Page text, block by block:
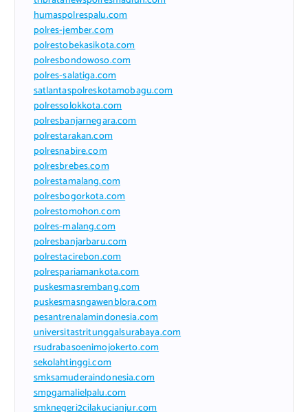
humaspolrespalu.com
polres-jember.com
polrestobekasikota.com
polresbondowoso.com
polres-salatiga.com
satlantaspolreskotamobagu.com
polressolokkota.com
polresbanjarnegara.com
polrestarakan.com
polresnabire.com
polresbrebes.com
polrestamalang.com
polresbogorkota.com
polrestomohon.com
polres-malang.com
polresbanjarbaru.com
polrestacirebon.com
polrespariamankota.com
puskesmasrembang.com
puskesmasngawenblora.com
pesantrenalamindonesia.com
universitastritunggalsurabaya.com
rsudrabasoenimojokerto.com
sekolahtinggi.com
smksamuderaindonesia.com
smpgamalielpalu.com
smknegeri2cilakucianjur.com